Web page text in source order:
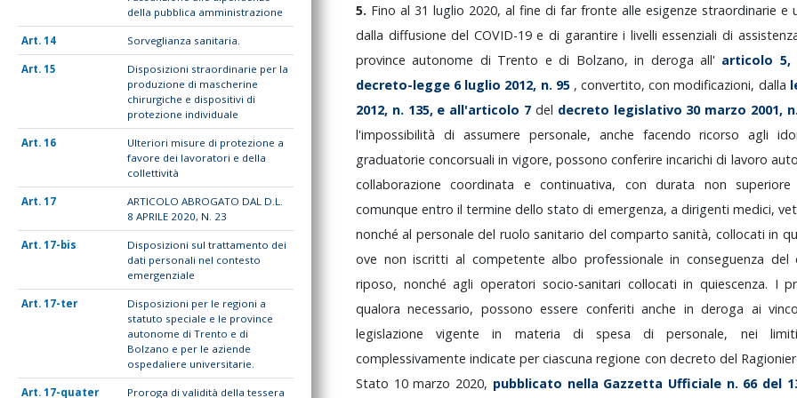
della pubblica amministrazione
14 Sorveglianza sanitaria.
15
Disposizioni straordinarie per la
produzione di mascherine
chirurgiche e dispositivi di
protezione individuale
16
Ulteriori misure di protezione a
favore dei lavoratori e della
collettività
17
ARTICOLO ABROGATO DAL D.L.
8 APRILE 2020, N. 23
17-bis
Disposizioni sul trattamento dei
dati personali nel contesto
emergenziale
17-ter
Disposizioni per le regioni a
statuto speciale e le province
autonome di Trento e di
Bolzano e per le aziende
ospedaliere universitarie.
17-quater Proroga di validità della tessera
5. Fino al 31 luglio 2020, al fine di far fronte alle esigenze straordinarie e
dalla diffusionedel COVID-19edi garantirei livelliessenzialidi
provinceautonome di Trento edi Bolzano,in deroga all' articolo 5,
decreto-legge 6 luglio 2012, n. 95 ,convertito,conmodificazioni, dalla
2012, n. 135, e all'articolo 7 del decreto legislativo 30 marzo 2001,
l'impossibilità di assumere personale, anche facendoricorsoagli
graduatorieconcorsualiin vigore, possono conferireincarichidi lavoro
collaborazionecoordinata econtinuativa, condurata non
comunqueentroilterminedellostatodi emergenza, a dirigenti medici,
nonchéal personaledel ruolosanitario del compartosanità, collocatiin
ove noniscritti al competentealbo professionaleinconseguenza del
riposo, nonchéaglioperatori socio-sanitari collocatiin quiescenza. I
qualoranecessario, possonoessere conferitianche inderoga ai
legislazionevigentein materia di spesadipersonale, nei
complessivamenteindicateperciascunaregione con decreto del
Stato 10marzo 2020, pubblicato nella Gazzetta Ufficiale n. 66 del